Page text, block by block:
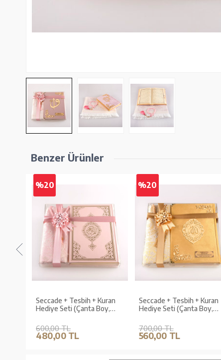
Benzer Ürünler
%20
Seccade + Tesbih + Kuran
Hediye Seti (Çanta Boy,
600,00 TL
480,00 TL
%20
Seccade + Tesbih + Kuran
Hediye Seti (Çanta Boy,
700,00 TL
560,00 TL